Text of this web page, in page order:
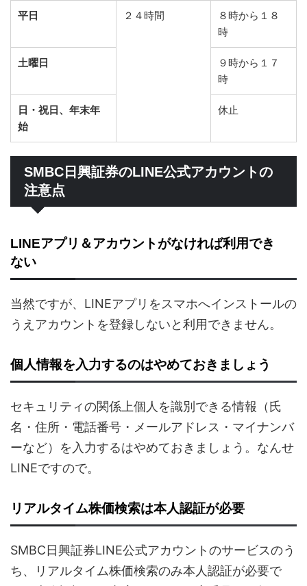
平日 ２４時間
８時から１８
時
土曜日
９時から１７
時
日・祝日、年末年
始
休止
SMBC日興証券のLINE公式アカウントの
注意点
LINEアプリ＆アカウントがなければ利用でき
ない
当然ですが、LINEアプリをスマホへインストールの
うえアカウントを登録しないと利用できません。
個人情報を入力するのはやめておきましょう
セキュリティの関係上個人を識別できる情報（氏
名・住所・電話番号・メールアドレス・マイナンバ
ーなど）を入力するはやめておきましょう。なんせ
LINEですので。
リアルタイム株価検索は本人認証が必要
SMBC日興証券LINE公式アカウントのサービスのう
ち、リアルタイム株価検索のみ本人認証が必要で